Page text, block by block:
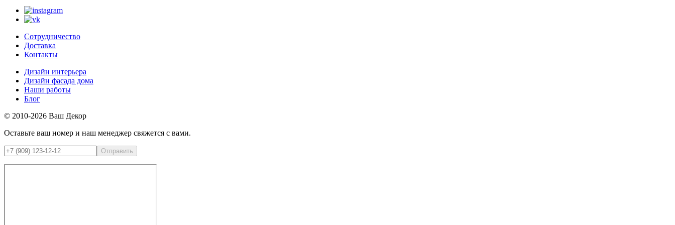
Сотрудничество
Доставка
Контакты
Дизайн интерьера
Дизайн фасада дома
Наши работы
Блог
© 2010-2026 Ваш Декор
Оставьте ваш номер и наш менеджер свяжется с вами.